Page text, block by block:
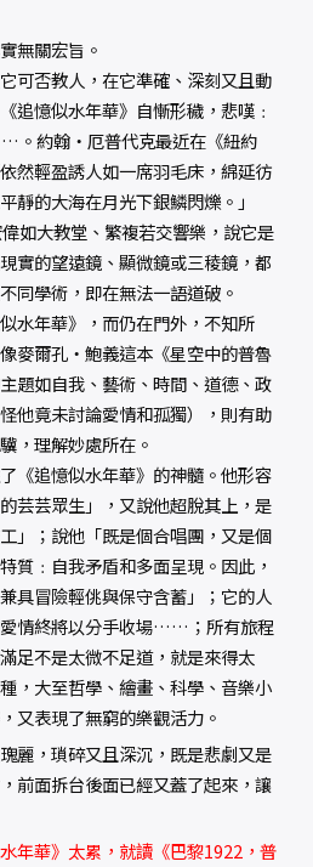
無關宏旨。
可否教人，在它準確、深刻又且動
追憶似水年華》自慚形穢，悲嘆﹕
。約翰‧厄普代克最近在《紐約
然輕盈誘人如一席羽毛床，綿延彷
靜的大海在月光下銀鱗閃爍。」
如大教堂、繁複若交響樂，說它是
實的望遠鏡、顯微鏡或三稜鏡，都
同學術，即在無法一語道破。
水年華》，而仍在門外，不知所
麥爾孔‧鮑義這本《星空中的普魯
題如自我、藝術、時間、道德、政
他竟未討論愛情和孤獨），則有助
，理解妙處所在。
《追憶似水年華》的神髓。他形容
芸芸眾生」，又說他超脫其上，是
」；說他「既是個合唱團，又是個
質﹕自我矛盾和多面呈現。因此，
具冒險輕佻與保守含蓄」；它的人
情終將以分手收場……；所有旅程
足不是太微不足道，就是來得太
，大至哲學、繪畫、科學、音樂小
又表現了無窮的樂觀活力。
麗，瑣碎又且深沉，既是悲劇又是
前面拆台後面已經又蓋了起來，讓
年華》太累，就讀《巴黎1922，普